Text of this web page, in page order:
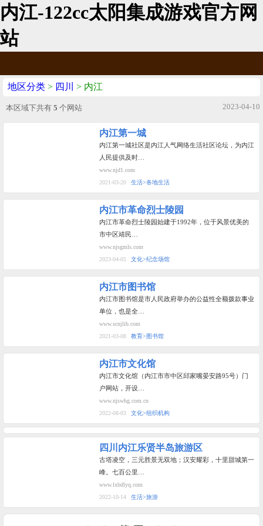
内江-122cc太阳集成游戏官方网
站
地区分类 > 四川 > 内江
本区域下共有 5 个网站 2023-04-10
内江第一城
内江第一城社区是内江人气网络生活社区论坛，为内江
人民提供及时…
www.njd1.com
2021-03-20
生活>各地生活
内江市革命烈士陵园
内江市革命烈士陵园始建于1992年，位于风景优美的
市中区靖民…
www.njsgmls.com
2023-04-05
文化>纪念场馆
内江市图书馆
内江市图书馆是市人民政府举办的公益性全额拨款事业
单位，也是全…
www.scnjlib.com
2021-03-08
教育>图书馆
内江市文化馆
内江市文化馆（内江市市中区邱家嘴晏安路95号）门
户网站，开设…
www.njswhg.com.cn
2022-08-03
文化>组织机构
四川内江乐贤半岛旅游区
古塔凌空，三元胜景无双地；汉安耀彩，十里甜城第一
峰。七百公里…
www.lxbdlyq.com
2022-10-14
生活>旅游